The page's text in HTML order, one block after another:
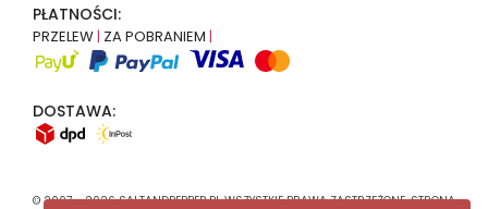
PŁATNOŚCI:
PRZELEW| ZA POBRANIEM |
DOSTAWA:
© 2007 - 2026 SALTANDPEPPER.PL WSZYSTKIE PRAWA ZASTRZEŻONE. STRONA